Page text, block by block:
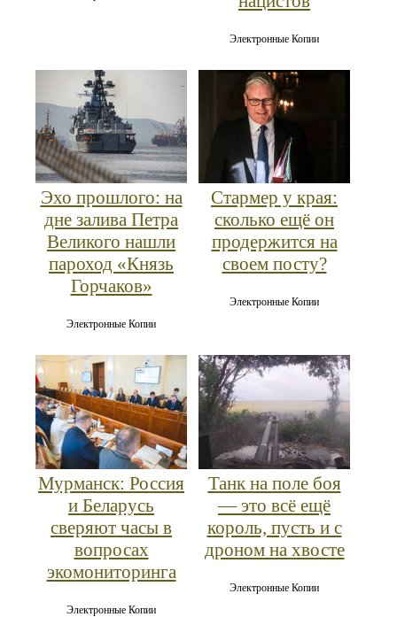
Электронные Копии
Эхо прошлого: на
дне залива Петра
Великого нашли
пароход «Князь
Горчаков»
Электронные Копии
Стармер у края:
сколько ещё он
продержится на
своем посту?
Электронные Копии
Мурманск: Россия
и Беларусь
сверяют часы в
вопросах
экомониторинга
Электронные Копии
Танк на поле боя
— это всё ещё
король, пусть и с
дроном на хвосте
Электронные Копии